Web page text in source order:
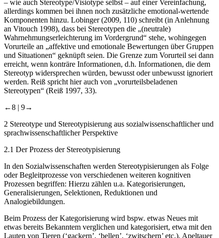
– wie auch Stereotype/Visiotype selbst – auf einer Vereinfachung,
allerdings kommen bei ihnen noch zusätzliche emotional-wertende
Komponenten hinzu. Lobinger (2009, 110) schreibt (in Anlehnung
an Vitouch 1998), dass bei Stereotypen die „(neutrale)
Wahrnehmungserleichterung im Vordergrund“ stehe, wohingegen
Vorurteile an „affektive und emotionale Bewertungen über Gruppen
und Situationen“ geknüpft seien. Die Grenze zum Vorurteil sei dann
erreicht, wenn konträre Informationen, d.h. Informationen, die dem
Stereotyp widersprechen würden, bewusst oder unbewusst ignoriert
werden. Reiß spricht hier auch von „vorurteilsbeladenen
Stereotypen“ (Reiß 1997, 33).
←8 | 9→
2 Stereotype und Stereotypisierung aus sozialwissenschaftlicher und
sprachwissenschaftlicher Perspektive
2.1 Der Prozess der Stereotypisierung
In den Sozialwissenschaften werden Stereotypisierungen als Folge
oder Begleitprozesse von verschiedenen weiteren kognitiven
Prozessen begriffen: Hierzu zählen u.a. Kategorisierungen,
Generalisierungen, Selektionen, Reduktionen und
Analogiebildungen.
Beim Prozess der Kategorisierung wird bspw. etwas Neues mit
etwas bereits Bekanntem verglichen und kategorisiert, etwa mit den
Lauten von Tieren (‘gackern’, ‘bellen’, ‘zwitschern’ etc.). Apeltauer